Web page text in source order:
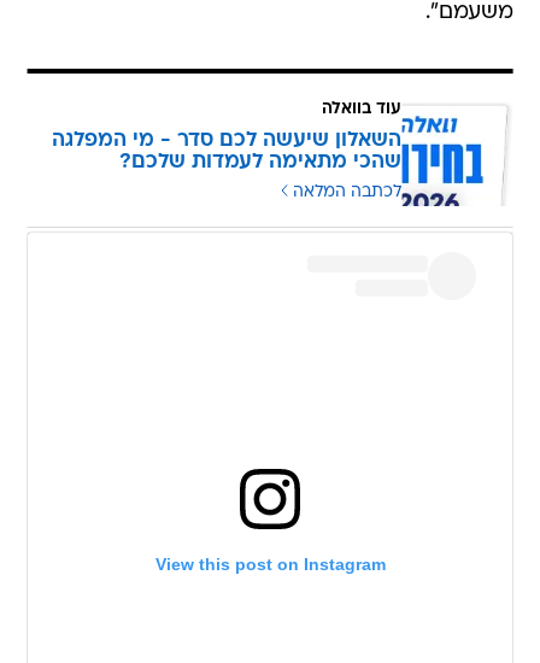
משעמם".
עוד בוואלה
השאלון שיעשה לכם סדר - מי המפלגה
שהכי מתאימה לעמדות שלכם?
לכתבה המלאה
View this post on Instagram